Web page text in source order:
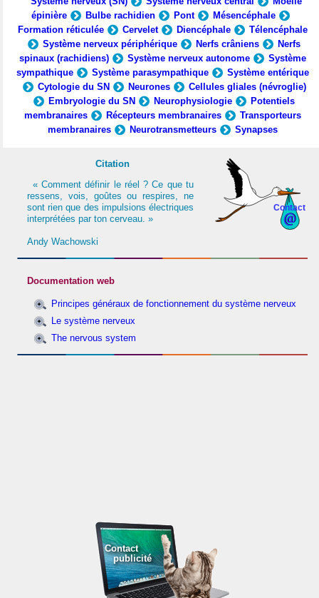
épinière
Bulbe rachidien Pont
Mésencéphale
Formation réticulée
Cervelet Diencéphale
Télencéphale
Système nerveux périphérique
Nerfs crâniens
Nerfs
spinaux (rachidiens)
Système nerveux autonome
Système
sympathique
Système parasympathique
Système entérique
Cytologie du SN
Neurones
Cellules gliales (névroglie)
Embryologie du SN
Neurophysiologie
Potentiels
membranaires
Récepteurs membranaires
Transporteurs
membranaires
Neurotransmetteurs Synapses
Contact
Citation
« Comment définir le réel ? Ce que tu
ressens, vois, goûtes ou respires, ne
sont rien que des impulsions électriques
interprétées par ton cerveau. »
Andy Wachowski
Documentation web
Principes généraux de fonctionnement du système nerveux
Le système nerveux
The nervous system
Contact
publicité